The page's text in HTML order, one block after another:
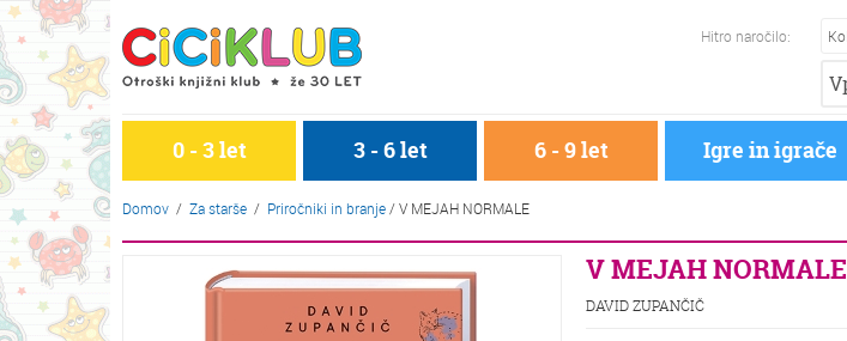
Hitro naročilo:
0 - 3 let 3 - 6 let 6 - 9 let Igre in igrače
Domov / Za starše / Priročniki in branje/V MEJAH NORMALE
V MEJAH NORMALE
DAVID ZUPANČIČ